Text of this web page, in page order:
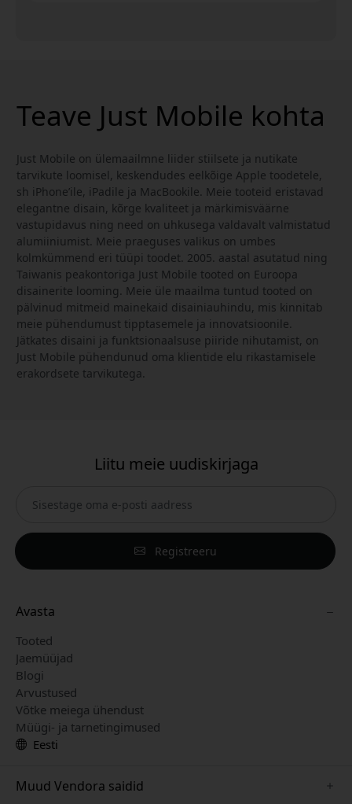
Teave Just Mobile kohta
Just Mobile on ülemaailmne liider stiilsete ja nutikate
tarvikute loomisel, keskendudes eelkõige Apple toodetele,
sh iPhone’ile, iPadile ja MacBookile. Meie tooteid eristavad
elegantne disain, kõrge kvaliteet ja märkimisväärne
vastupidavus ning need on uhkusega valdavalt valmistatud
alumiiniumist. Meie praeguses valikus on umbes
kolmkümmend eri tüüpi toodet. 2005. aastal asutatud ning
Taiwanis peakontoriga Just Mobile tooted on Euroopa
disainerite looming. Meie üle maailma tuntud tooted on
pälvinud mitmeid mainekaid disainiauhindu, mis kinnitab
meie pühendumust tipptasemele ja innovatsioonile.
Jätkates disaini ja funktsionaalsuse piiride nihutamist, on
Just Mobile pühendunud oma klientide elu rikastamisele
erakordsete tarvikutega.
Liitu meie uudiskirjaga
Registreeru
Avasta
Tooted
Jaemüüjad
Blogi
Arvustused
Võtke meiega ühendust
Müügi- ja tarnetingimused
Eesti
Muud Vendora saidid